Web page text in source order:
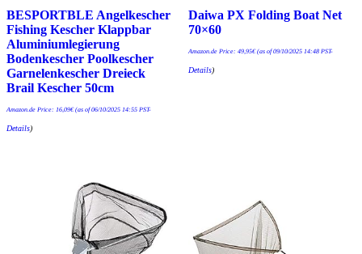
BESPORTBLE Angelkescher
Fishing Kescher Klappbar
Aluminiumlegierung
Bodenkescher Poolkescher
Garnelenkescher Dreieck
Brail Kescher 50cm
Amazon.de Price: 16,09€(as of 06/10/2025 14:55 PST-
Details)
Daiwa PX Folding Boat Net
70×60
Amazon.de Price: 49,95€(as of 09/10/2025 14:48 PST-
Details)